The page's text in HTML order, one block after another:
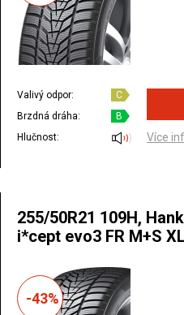
Valivý odpor:
C
Brzdná dráha:
B
Hlučnost:
Více
255/50R21 109H,
i*cept evo3 FR M+S XL
-43%